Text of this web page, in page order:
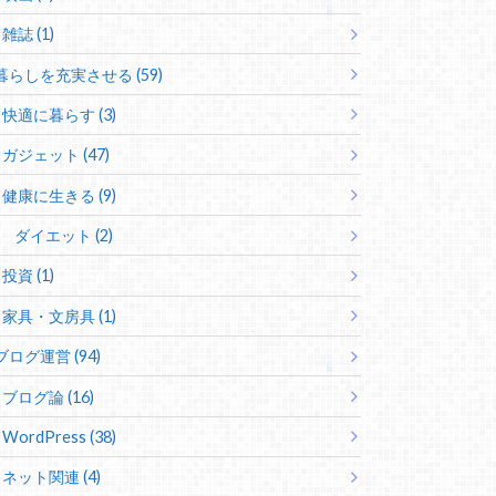
雑誌 (1)
らしを充実させる (59)
快適に暮らす (3)
ガジェット (47)
健康に生きる (9)
ダイエット (2)
投資 (1)
家具・文房具 (1)
ログ運営 (94)
ブログ論 (16)
WordPress (38)
ネット関連 (4)